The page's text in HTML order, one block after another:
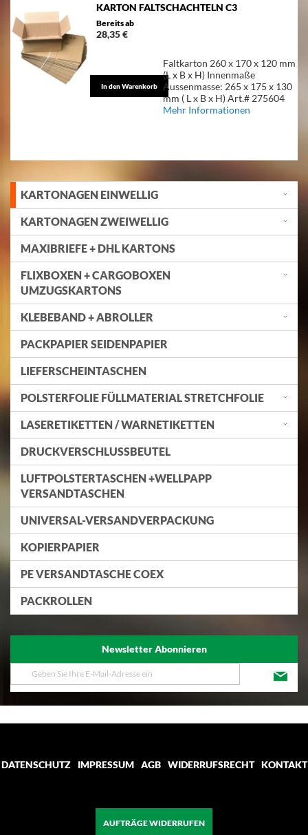
KARTON FALTSCHACHTELN C3
Bereits ab
28,35 €
In den Warenkorb
Faltkarton 260 x 170 x 120 mm
(L x B x H) Innenmaße
Aussenmasse: 265 x 175 x 130
mm ( L x B x H) Art.# 275604
Mehr Informationen
KARTONAGEN EINWELLIG
KARTONAGEN ZWEIWELLIG
MAXIBRIEFE + DHL KARTONS
FLIXBOXEN + CARGOBOXEN
UMZUGSKARTONS
KLEBEBAND + ABROLLER
PACKPAPIER SEIDENPAPIER
LIEFERSCHEINTASCHEN
POLSTERFOLIE FÜLLMATERIAL STRETCHFOLIE
LASERETIKETTEN / WARNETIKETTEN
DRUCKVERSCHLUSSBEUTEL
LUFTPOLSTERTASCHEN +WELLPAPP
VERSANDTASCHEN
UNIVERSAL-VERSANDVERPACKUNG
KOPIERPAPIER
PE VERSANDTASCHE COEX
PACKROLLEN
Newsletter Abonnieren
Melden
Sie
unseren
DATENSCHUTZ
IMPRESSUM AGB WIDERRUFSRECHT KONTAKT
AUFTRÄGE WIDERRUFEN